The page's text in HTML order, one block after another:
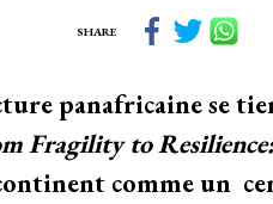
SHARE
panafricaine se
Fragility to
comme un